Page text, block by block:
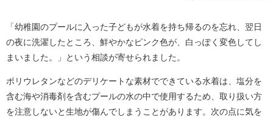
「幼稚園のプールに入った子どもが水着を持ち帰るのを忘れ、翌日
の夜に洗濯したところ、鮮やかなピンク色が、白っぽく変色してし
まいました。」という相談が寄せられました。
ポリウレタンなどのデリケートな素材でできている水着は、塩分を
含む海や消毒剤を含むプールの水の中で使用するため、取り扱い方
を注意しないと生地が傷んでしまうことがあります。次の点に気を